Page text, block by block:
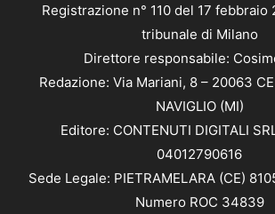
Registrazione n° 110 del 17 febbraio
tribunale di Milano
Direttore responsabile:
Redazione: Via Mariani, 8 – 20063
NAVIGLIO (MI)
Editore: CONTENUTI DIGITALI
04012790616
Sede Legale: PIETRAMELARA (CE)
Numero ROC 34839